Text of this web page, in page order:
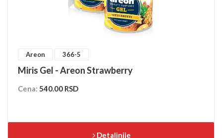
Areon 366-5
Miris Gel - Areon Strawberry
Cena: 540.00 RSD
Detaljnije